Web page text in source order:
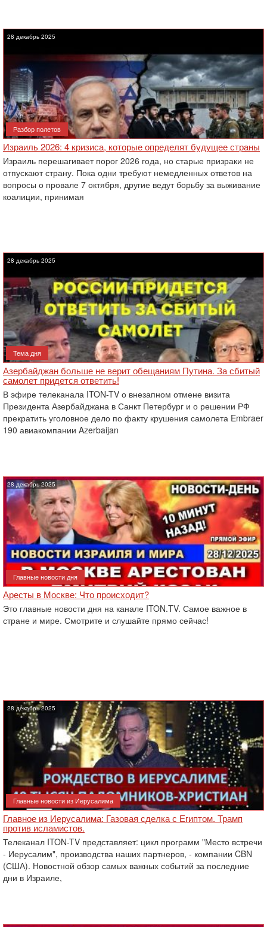
28 декабрь 2025
Разбор полетов
Израиль 2026: 4 кризиса, которые определят будущее страны
Израиль перешагивает порог 2026 года, но старые призраки не
отпускают страну. Пока одни требуют немедленных ответов на
вопросы о провале 7 октября, другие ведут борьбу за выживание
коалиции, принимая
28 декабрь 2025
Тема дня
Азербайджан больше не верит обещаниям Путина. За сбитый
самолет придется ответить!
В эфире телеканала ITON-TV о внезапном отмене визита
Президента Азербайджана в Санкт Петербург и о решении РФ
прекратить уголовное дело по факту крушения самолета Embraer
190 авиакомпании Azerbaijan
28 декабрь 2025
Главные новости дня
Аресты в Москве: Что происходит?
Это главные новости дня на канале ITON.TV. Самое важное в
стране и мире. Смотрите и слушайте прямо сейчас!
28 декабрь 2025
Главные новости из Иерусалима
Главное из Иерусалима: Газовая сделка с Египтом. Трамп
против исламистов.
Телеканал ITON-TV представляет: цикл программ "Место встречи
- Иерусалим", производства наших партнеров, - компании CBN
(США). Новостной обзор самых важных событий за последние
дни в Израиле,